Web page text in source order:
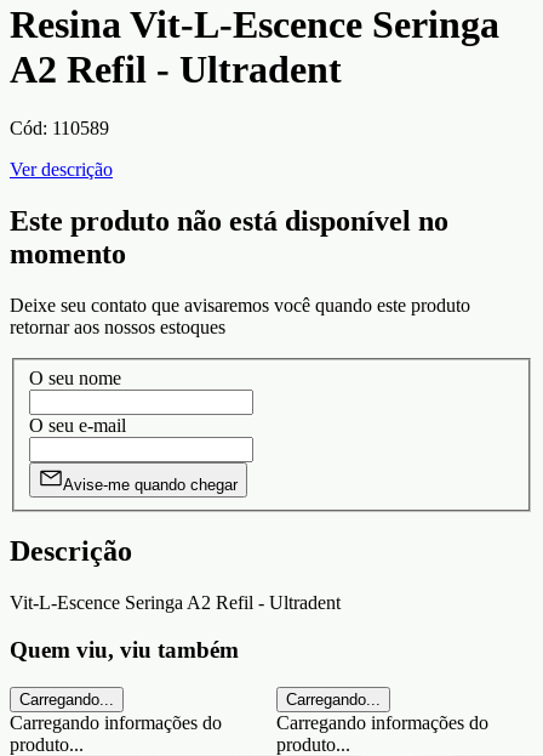
Resina Vit-L-Escence Seringa
A2 Refil - Ultradent
Cód: 110589
Ver descrição
Este produto não está disponível no
momento
Deixe seu contato que avisaremos você quando este produto
retornar aos nossos estoques
O seu nome
O seu e-mail
Avise-me quando chegar
Descrição
Vit-L-Escence Seringa A2 Refil - Ultradent
Quem viu, viu também
Carregando...
Carregando informações do
produto...
Carregando...
Carregando informações do
produto...